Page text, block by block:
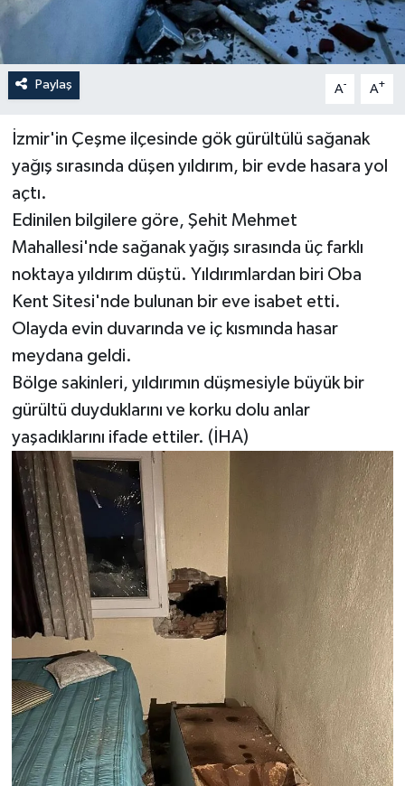
Paylaş A- A+
İzmir'in Çeşme ilçesinde gök gürültülü sağanak
yağış sırasında düşen yıldırım, bir evde hasara yol
açtı.
Edinilen bilgilere göre, Şehit Mehmet
Mahallesi'nde sağanak yağış sırasında üç farklı
noktaya yıldırım düştü. Yıldırımlardan biri Oba
Kent Sitesi'nde bulunan bir eve isabet etti.
Olayda evin duvarında ve iç kısmında hasar
meydana geldi.
Bölge sakinleri, yıldırımın düşmesiyle büyük bir
gürültü duyduklarını ve korku dolu anlar
yaşadıklarını ifade ettiler. (İHA)